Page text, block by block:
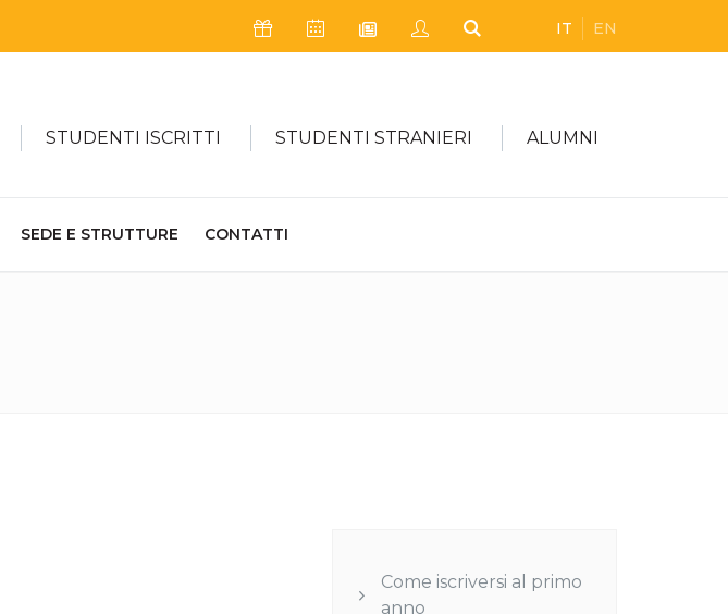
Icona SostieniciIcona Calendario Eventi
Icona Newsletter
Icona My Civica
Icona Cerca
IT EN
STUDENTI ISCRITTI STUDENTI STRANIERI ALUMNI
SEDE E STRUTTURE CONTATTI
Come iscriversi al primo
anno